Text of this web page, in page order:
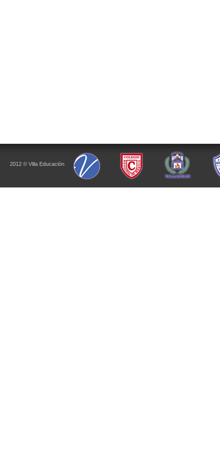
2012 © Villa Educación